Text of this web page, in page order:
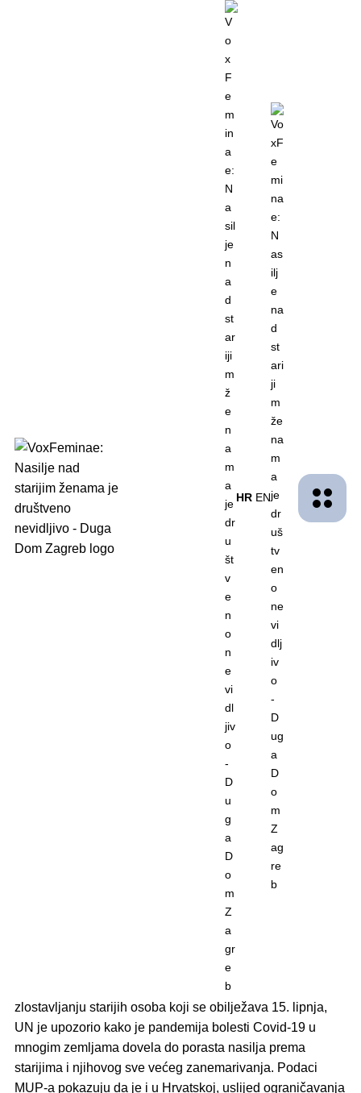
HR EN
VoxFeminae: Nasilje nad starijim ženama je društveno nevidljivo
VoxFeminae: Nasilje nad
starijim ženama je društveno
nevidljivo
B.a.B.e. Budi aktivna. Budi emancipiran
četvrtak, 7. srpnja predstavila je dvogodišnji projekt
puSHEd – protect, understand, support: help the
“ (financiran sredstvima EU), koji provodi u
Zakladom Zajednički
Domom za djecu i odrasle žrtve obiteljskog nasilja
“. Cilj projekta je, kako navodi njegova
, prevencija i suzbijanje nasilja
prema ženama starije životne dobi kroz podizanje svijesti
javnosti, ali i poboljšanje odgovora zajednice na ovaj
Prošlog mjeseca, u povodu Svjetskog dana svjesnosti o
zlostavljanju starijih osoba koji se obilježava 15. lipnja,
UN je upozorio kako je pandemija bolesti Covid-19 u
mnogim zemljama dovela do porasta nasilja prema
starijima i njihovog sve većeg zanemarivanja. Podaci
MUP-a pokazuju da je i u Hrvatskoj, uslijed ograničavanja